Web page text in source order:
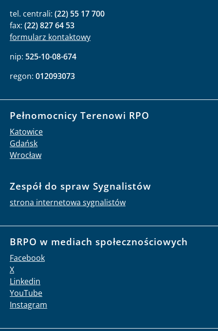
tel. centrali: (22) 55 17 700
fax: (22) 827 64 53
formularz kontaktowy
nip: 525-10-08-674
regon: 012093073
Pełnomocnicy Terenowi RPO
Katowice
Gdańsk
Wrocław
Zespół do spraw Sygnalistów
strona internetowa sygnalistów
BRPO w mediach społecznościowych
Facebook
X
Linkedin
YouTube
Instagram